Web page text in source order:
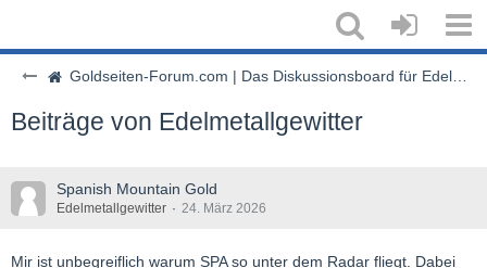
Goldseiten-Forum.com | Das Diskussionsboard für Edelmetalle & Rohstoffe
Beiträge von Edelmetallgewitter
Spanish Mountain Gold
Edelmetallgewitter 24. März 2026
Mir ist unbegreiflich warum SPA so unter dem Radar fliegt. Dabei